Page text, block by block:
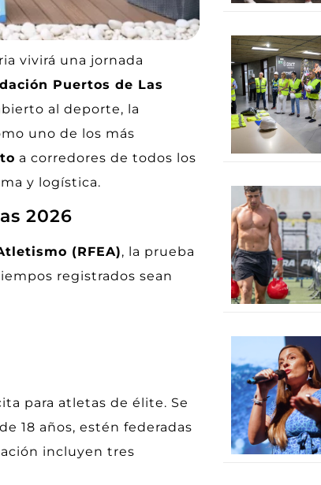
vivirá una jornada
Puertos de Las
al deporte, la
uno de los más
a corredores de todos los
y logística.
2026
(RFEA), la prueba
registrados sean
para atletas de élite. Se
18 años, estén federadas
incluyen tres